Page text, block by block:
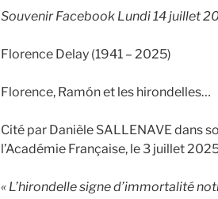
Souvenir Facebook Lundi 14 juillet
Florence Delay (1941 – 2025)
Florence, Ramón et les hirondelles…
Cité par Danièle SALLENAVE dans
l’Académie Française, le 3 juillet
« L’hirondelle signe d’immortalité